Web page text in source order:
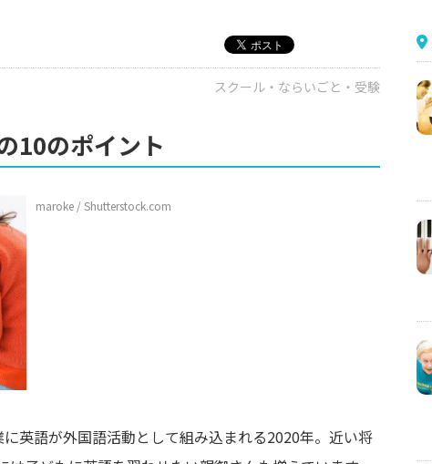
スクール・ならいごと・受験
10のポイント
maroke / Shutterstock.com
英語が外国語活動として組み込まれる2020年。近い将